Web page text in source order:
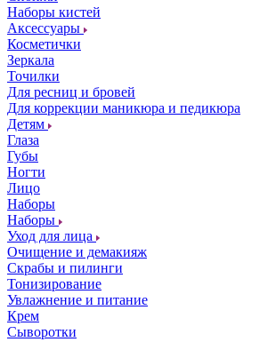
Наборы кистей
Аксессуары
Косметички
Зеркала
Точилки
Для ресниц и бровей
Для коррекции маникюра и педикюра
Детям
Глаза
Губы
Ногти
Лицо
Наборы
Наборы
Уход для лица
Очищение и демакияж
Скрабы и пилинги
Тонизирование
Увлажнение и питание
Крем
Сыворотки